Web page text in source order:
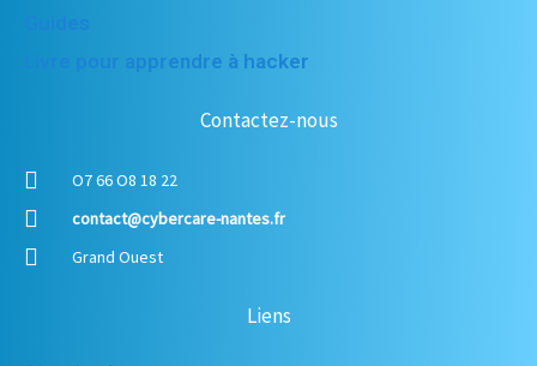
Livre pour apprendre à hacker
Contactez-nous
O7 66 O8 18 22
contact@cybercare-nantes.fr
Grand Ouest
Liens